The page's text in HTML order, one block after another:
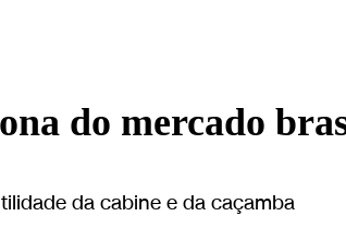
do mercado
da cabine e da caçamba